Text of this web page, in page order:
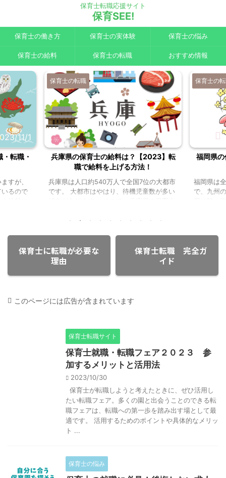
保育士転職応援サイト
保育SEE!
保育士の働き方 保育士の実体験 保育士の悩み
保育士の給料 保育士の転職 おすすめ情報
11/1
転職・
すが、
るので
ます。
効求人
倍率は
保育士の転職
2023/9/27
兵庫県の保育士の給料は？【2023】転
職で給料を上げる方法！
兵庫県は人口約540万人で全国7位の大都市
です。 大都市はやはり、待機児童数が多い
数 兵庫県の待機児童数は令和2年4月時点
に次ぐ全国2番目の多さです！ 思った以上
に待機児童がいるんですね… H31年の1,569
と比べても、ほとんど待機児童数が減って
4月1日時点では待機児童数は311人と激減し
待機児 ...
保育士の
福岡県
福岡県は
で、九州
んな福岡
士の状況
355万円
保育士に転職が必要な
理由
保育士転職 完全ガ
イド
このページには広告が含まれています
保育士転職サイト
保育士就職・転職フェア２０２３ 参
加するメリットと活用法
2023/10/30
保育士が転職しようと考えたときに、ぜひ活用し
たい転職フェア。多くの園と出会うことのできる転
職フェアは、転職への第一歩を踏み出す場として最
適です。 活用するためのポイントや具体的なメリッ
ト ...
保育士の悩み